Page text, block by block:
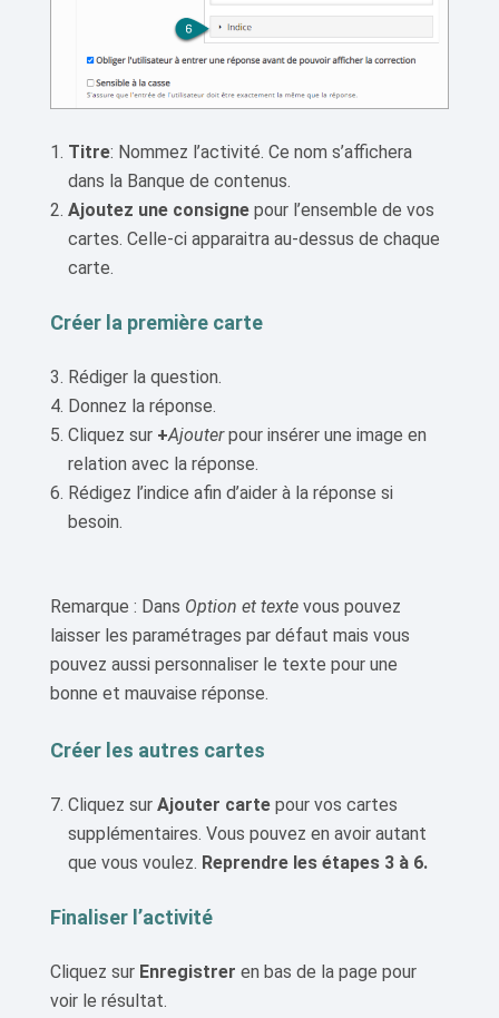
Titre: Nommez l’activité. Ce nom s’affichera
dans la Banque de contenus.
Ajoutez une consigne pour l’ensemble de vos
cartes. Celle-ci apparaitra au-dessus de chaque
carte.
Créer la première carte
Rédiger la question.
Donnez la réponse.
Cliquez sur +Ajouterpour insérer une image en
relation avec la réponse.
Rédigez l’indice afin d’aider à la réponse si
besoin.
Remarque : Dans Option et texte vous pouvez
laisser les paramétrages par défaut mais vous
pouvez aussi personnaliser le texte pour une
bonne et mauvaise réponse.
Créer les autres cartes
Cliquez sur Ajouter carte pour vos cartes
supplémentaires. Vous pouvez en avoir autant
que vous voulez. Reprendre les étapes 3 à 6.
Finaliser l’activité
Cliquez sur Enregistrer en bas de la page pour
voir le résultat.